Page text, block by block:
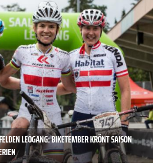
LEOGANG: BIKETEMBER KRÖNT SAISON